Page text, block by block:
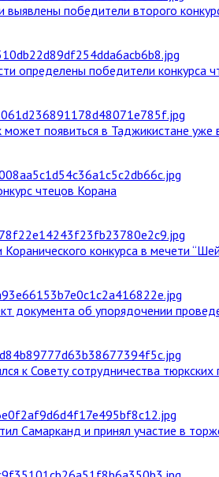
победители второго
определены победители конкурса
может появиться в Таджикистане уже
чтецов Корана
конкурса в мечети
документа об упорядочении
к Совету сотрудничества тюркских
Самарканд и принял участие в